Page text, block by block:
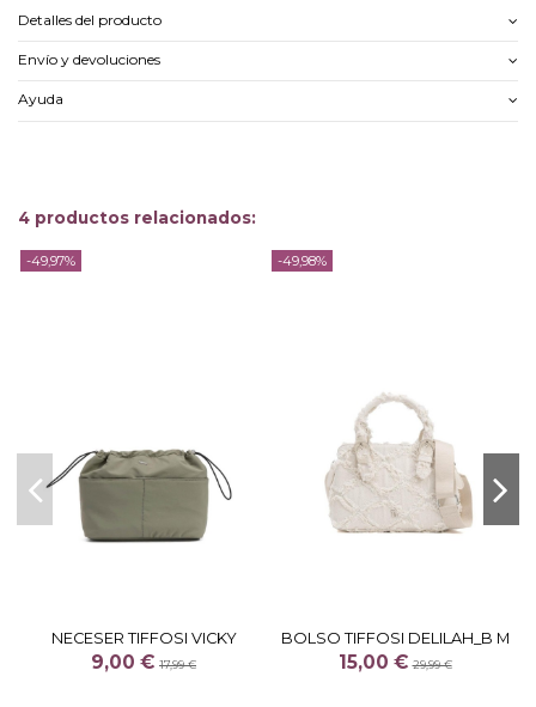
Detalles del producto
Envío y devoluciones
Ayuda
4 productos relacionados:
-49,97%
NECESER TIFFOSI VICKY
9,00 € 17,99 €
-49,98%
BOLSO TIFFOSI DELILAH_B M
15,00 €29,99 €